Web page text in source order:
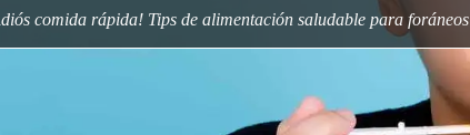
¡Adiós comida rápida! Tips de alimentación saludable para foráneos